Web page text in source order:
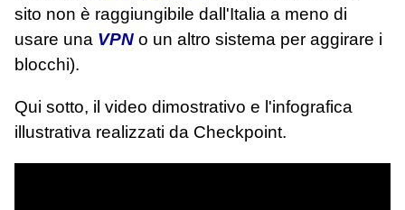
sito non è raggiungibile dall'Italia a meno di
usare una VPN o un altro sistema per aggirare i
blocchi).
Qui sotto, il video dimostrativo e l'infografica
illustrativa realizzati da Checkpoint.